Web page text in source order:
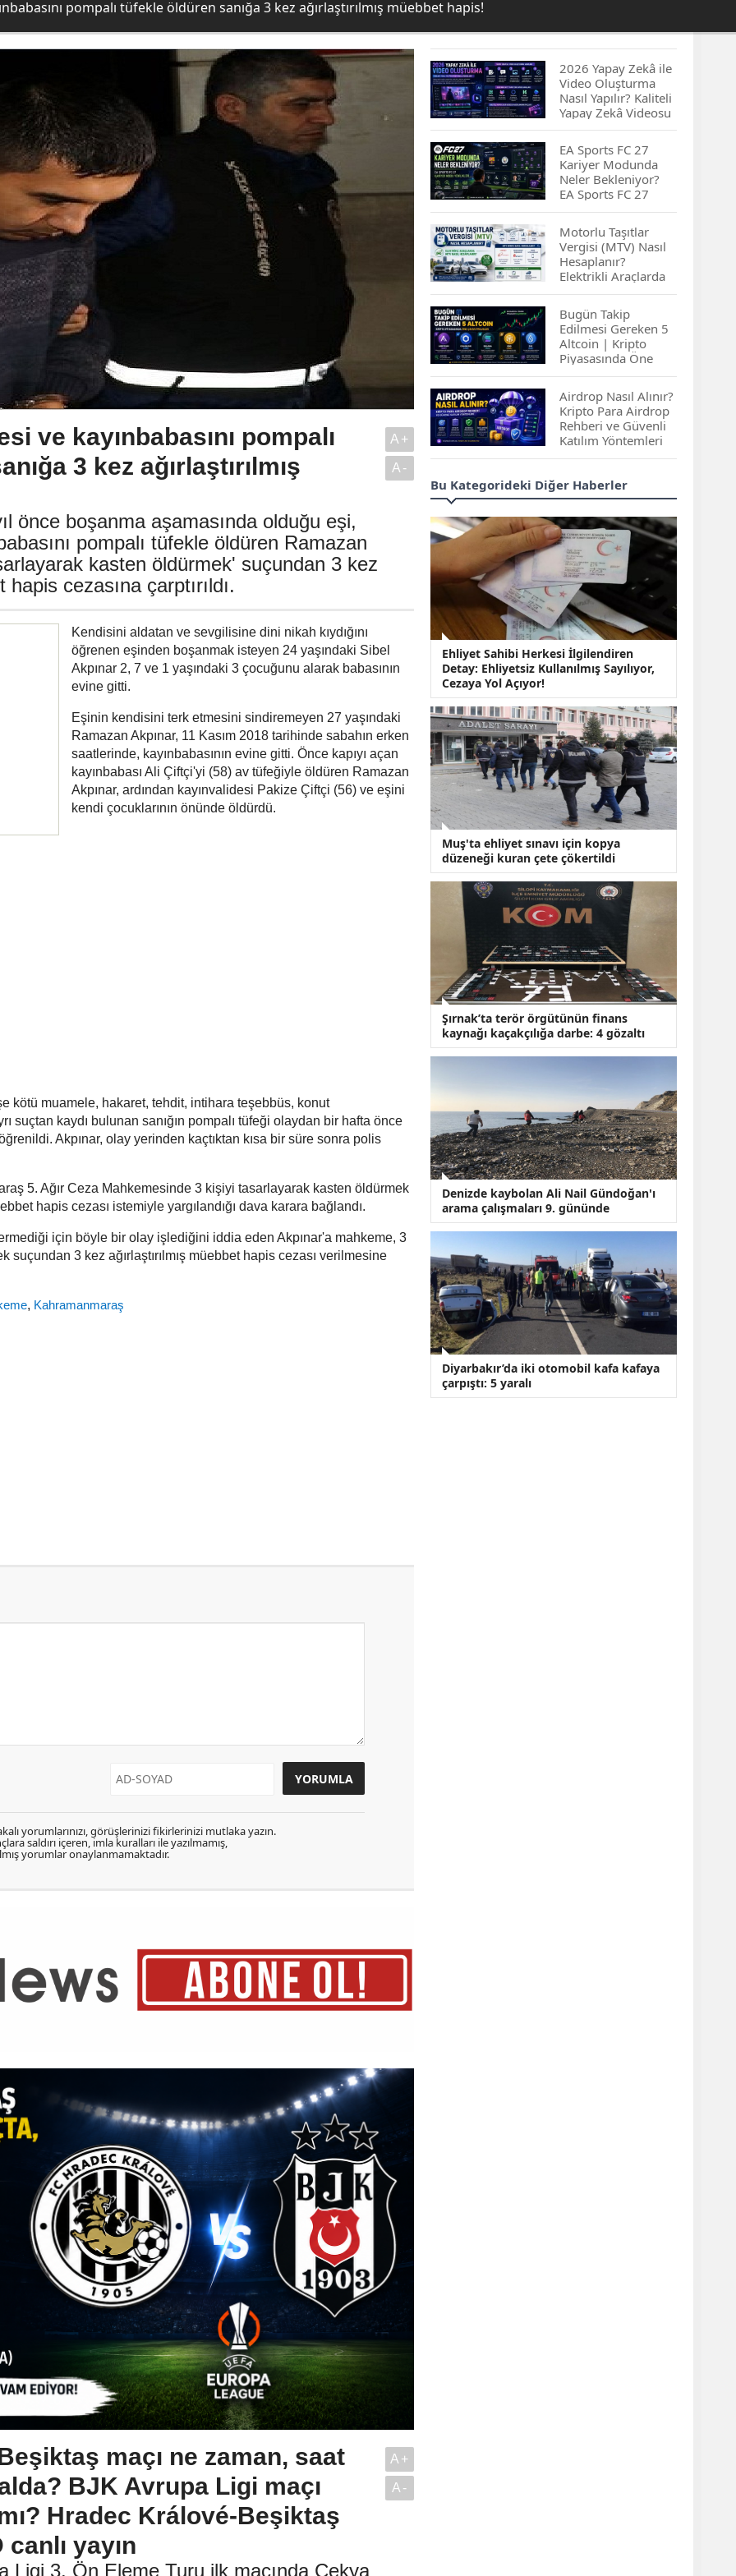
pompalı tüfekle öldüren sanığa 3 kez ağırlaştırılmış müebbet hapis!
ve kayınbabasını pompalı
3 kez ağırlaştırılmış
önce boşanma aşamasında olduğu eşi,
pompalı tüfekle öldüren Ramazan
kasten öldürmek' suçundan 3 kez
hapis cezasına çarptırıldı.
A+
A-
Kendisini aldatan ve sevgilisine dini nikah kıydığını
öğrenen eşinden boşanmak isteyen 24 yaşındaki Sibel
Akpınar 2, 7 ve 1 yaşındaki 3 çocuğunu alarak babasının
evine gitti.
Eşinin kendisini terk etmesini sindiremeyen 27 yaşındaki
Ramazan Akpınar, 11 Kasım 2018 tarihinde sabahın erken
saatlerinde, kayınbabasının evine gitti. Önce kapıyı açan
kayınbabası Ali Çiftçi'yi (58) av tüfeğiyle öldüren Ramazan
Akpınar, ardından kayınvalidesi Pakize Çiftçi (56) ve eşini
kendi çocuklarının önünde öldürdü.
kötü muamele, hakaret, tehdit, intihara teşebbüs, konut
suçtan kaydı bulunan sanığın pompalı tüfeği olaydan bir hafta önce
Akpınar, olay yerinden kaçtıktan kısa bir süre sonra polis
5. Ağır Ceza Mahkemesinde 3 kişiyi tasarlayarak kasten öldürmek
hapis cezası istemiyle yargılandığı dava karara bağlandı.
için böyle bir olay işlediğini iddia eden Akpınar'a mahkeme, 3
suçundan 3 kez ağırlaştırılmış müebbet hapis cezası verilmesine
, Kahramanmaraş
yorumlarınızı, görüşlerinizi fikirlerinizi mutlaka yazın.
saldırı içeren, imla kuralları ile yazılmamış,
yorumlar onaylanmamaktadır.
maçı ne zaman, saat
BJK Avrupa Ligi maçı
Hradec Králové-Beşiktaş
yayın
Ligi 3. Ön Eleme Turu ilk maçında Çekya
A+
A-
2026 Yapay Zekâ ile
Video Oluşturma
Nasıl Yapılır? Kaliteli
Yapay Zekâ Videosu
Hazırlamanın
İpuçları...
EA Sports FC 27
Kariyer Modunda
Neler Bekleniyor?
EA Sports FC 27
Kariyer Modu
Yenilikleri…
Motorlu Taşıtlar
Vergisi (MTV) Nasıl
Hesaplanır?
Elektrikli Araçlarda
MTV Nasıl
Hesaplanır? MTV
Borcu Nasıl
Sorgulanır?
Bugün Takip
Edilmesi Gereken 5
Altcoin | Kripto
Piyasasında Öne
Çıkan Projeler
Airdrop Nasıl Alınır?
Kripto Para Airdrop
Rehberi ve Güvenli
Katılım Yöntemleri
Spot ve Vadeli İşlem
Arasındaki Farklar |
İçin Daha Uygun?
ABD-İran Anlaşması
Sonrası Altın Rekora
Koştu, Petrol
Fiyatları Sert Düştü
Temmuz 2026 Maaş
Zammı Netleşiyor!
Memur, Emekli ve
Yeni Oranlar
KOSGEB’den
KOBİ’lere Dev
Finansman Hamlesi:
36 Ay Vadeli 30
Milyon TL Destek
Emekli Maaşlarında
Temmuz Hesabı:
Zam Oranı ve Taban
Aylık İçin Yeni
Senaryolar
Bu Kategorideki Diğer Haberler
Ehliyet Sahibi Herkesi İlgilendiren
Detay: Ehliyetsiz Kullanılmış Sayılıyor,
Cezaya Yol Açıyor!
Muş'ta ehliyet sınavı için kopya
düzeneği kuran çete çökertildi
Şırnak’ta terör örgütünün finans
kaynağı kaçakçılığa darbe: 4 gözaltı
Denizde kaybolan Ali Nail Gündoğan'ı
arama çalışmaları 9. gününde
Diyarbakır’da iki otomobil kafa kafaya
çarpıştı: 5 yaralı